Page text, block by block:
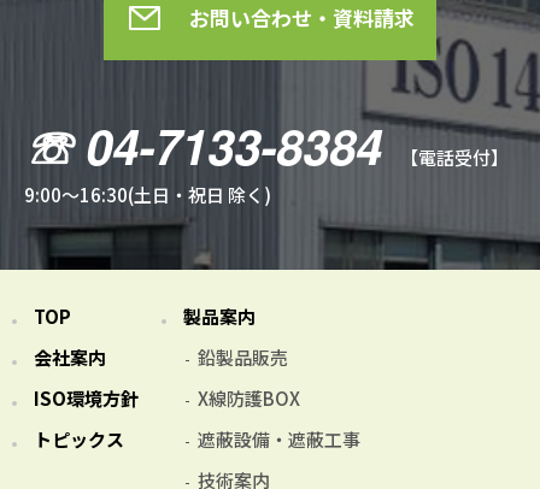
お問い合わせ・資料請求
☏ 04-7133-8384 【電話受付】
9:00～16:30(土日・祝日 除く)
TOP
会社案内
ISO環境方針
トピックス
製品案内
鉛製品販売
X線防護BOX
遮蔽設備・遮蔽工事
技術案内